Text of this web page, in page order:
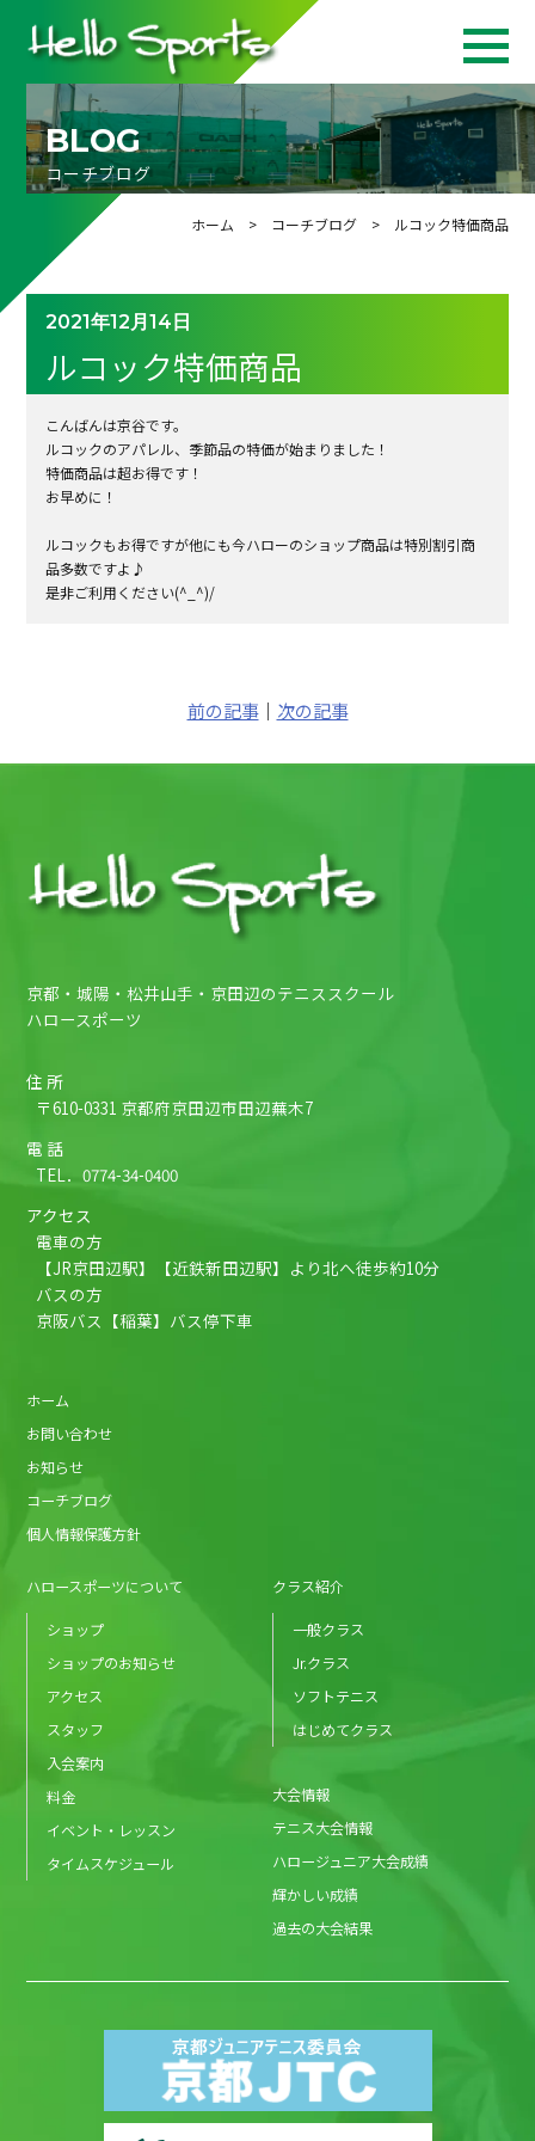
BLOG
コーチブログ
ホーム > コーチブログ> ルコック特価商品
2021年12月14日
ルコック特価商品
こんばんは京谷です。
ルコックのアパレル、季節品の特価が始まりました！
特価商品は超お得です！
お早めに！
ルコックもお得ですが他にも今ハローのショップ商品は特別割引商
品多数ですよ♪
是非ご利用ください(^_^)/
前の記事｜ 次の記事
京都・城陽・松井山手・京田辺のテニススクール
ハロースポーツ
住 所
〒610-0331 京都府京田辺市田辺蕪木7
電 話
TEL．0774-34-0400
アクセス
電車の方
【JR京田辺駅】【近鉄新田辺駅】より北へ徒歩約10分
バスの方
京阪バス【稲葉】バス停下車
ホーム
お問い合わせ
お知らせ
コーチブログ
個人情報保護方針
ハロースポーツについて
ショップ
ショップのお知らせ
アクセス
スタッフ
入会案内
料金
イベント・レッスン
タイムスケジュール
クラス紹介
一般クラス
Jr.クラス
ソフトテニス
はじめてクラス
大会情報
テニス大会情報
ハロージュニア大会成績
輝かしい成績
過去の大会結果